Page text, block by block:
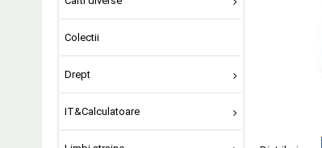
Colectii
Drept
IT&Calculatoare